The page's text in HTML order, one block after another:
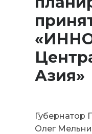
Азия»
Губернатор
Олег